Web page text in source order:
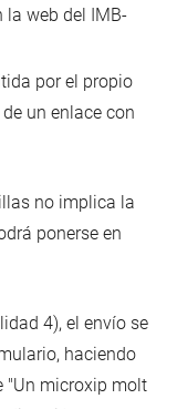
la web del IMB-
por el propio
un enlace con
no implica la
ponerse en
4), el envío se
haciendo
"Un microxip molt